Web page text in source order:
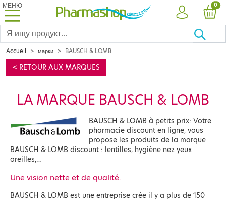
МЕНЮ
УЧЕТНАЯ
0
Accueil марки BAUSCH & LOMB
< RETOUR AUX MARQUES
LA MARQUE BAUSCH & LOMB
BAUSCH & LOMB à petits prix: Votre
pharmacie discount en ligne, vous
propose les produits de la marque
BAUSCH & LOMB discount : lentilles, hygiène nez yeux
oreilles,…
Une vision nette et de qualité.
BAUSCH & LOMB est une entreprise crée il y a plus de 150